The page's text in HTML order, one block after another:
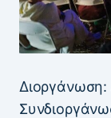
Διοργάνωση: